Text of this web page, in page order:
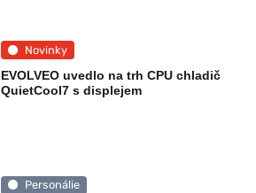
Novinky
EVOLVEO uvedlo na trh CPU chladič
QuietCool7 s displejem
Personálie